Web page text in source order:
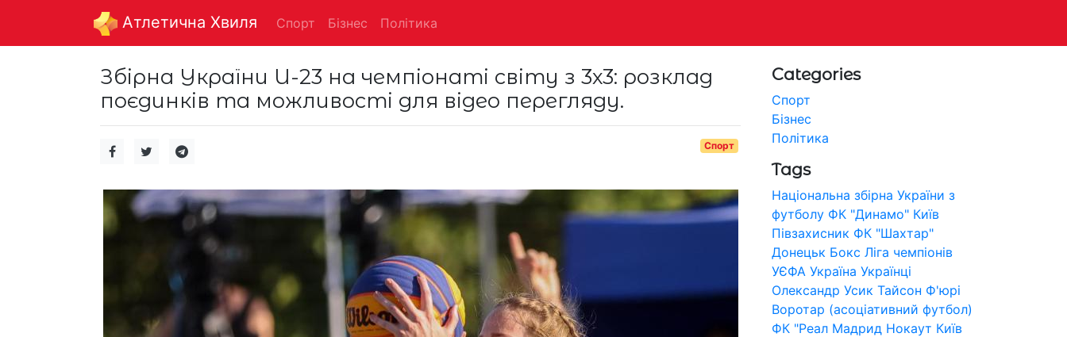
Aтлетична Хвиля Спорт Бізнес Політика
Збірна України U-23 на чемпіонаті світу з 3х3: розклад
поєдинків та можливості для відео перегляду.
Спорт
Categories
Спорт
Бізнес
Політика
Tags
Національна збірна України з
футболу ФК "Динамо" Київ
Півзахисник ФК "Шахтар"
Донецьк Бокс Ліга чемпіонів
УЄФА Україна Українці
Олександр Усик Тайсон Ф'юрі
Воротар (асоціативний футбол)
ФК "Реал Мадрид Нокаут Київ